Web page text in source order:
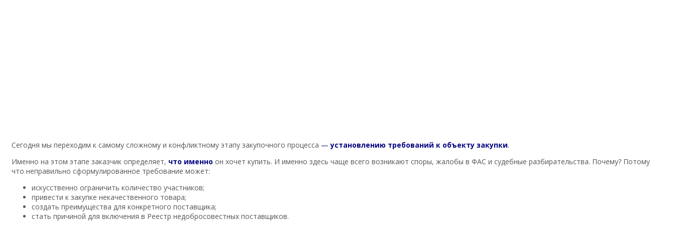
Сегодня мы переходим к самому сложному и конфликтному этапу закупочного процесса —установлению требований к объекту закупки.
Именно на этом этапе заказчик определяет, что именно он хочет купить. И именно здесь чаще всего возникают споры, жалобы в ФАС и судебные разбирательства. Почему? Потому
что неправильно сформулированное требование может:
искусственно ограничить количество участников;
привести к закупке некачественного товара;
создать преимущества для конкретного поставщика;
стать причиной для включения в Реестр недобросовестных поставщиков.